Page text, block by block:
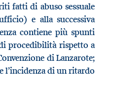
fatti di abuso sessuale
e alla successiva
contiene più spunti
procedibilità rispetto a
di Lanzarote;
l’incidenza di un ritardo